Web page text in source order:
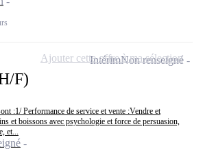
F)
:1/ Performance de service et vente :Vendre et
et boissons avec psychologie et force de persuasion,
et...
IntérimNon renseigné
Ajouter cette offre à ma sélection